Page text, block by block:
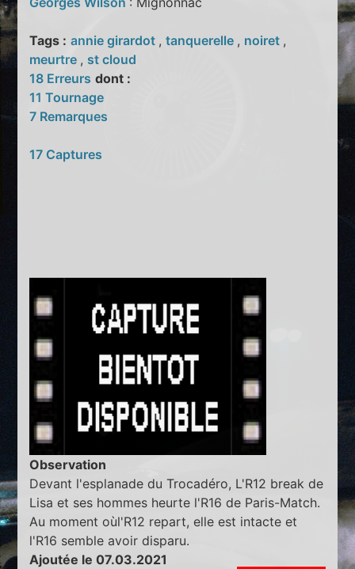
Tags : annie girardot ,tanquerelle , noiret ,
meurtre , st cloud
18 Erreurs dont :
11 Tournage
7 Remarques
17 Captures
Observation
Devant l'esplanade du Trocadéro, L'R12 break de
Lisa et ses hommes heurte l'R16 de Paris-Match.
Au moment oùl'R12 repart, elle est intacte et
l'R16 semble avoir disparu.
Ajoutée le 07.03.2021